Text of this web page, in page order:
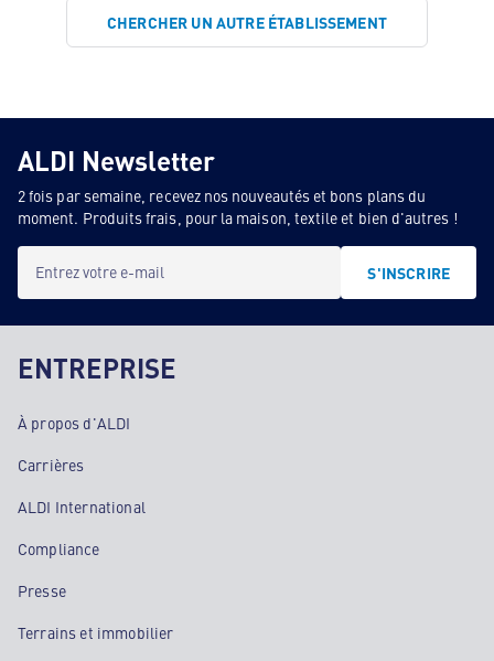
CHERCHER UN AUTRE ÉTABLISSEMENT
ALDI Newsletter
2 fois par semaine, recevez nos nouveautés et bons plans du
moment. Produits frais, pour la maison, textile et bien d'autres !
Entrez votre e-mail S'INSCRIRE
ENTREPRISE
À propos d'ALDI
Carrières
ALDI International
Compliance
Presse
Terrains et immobilier